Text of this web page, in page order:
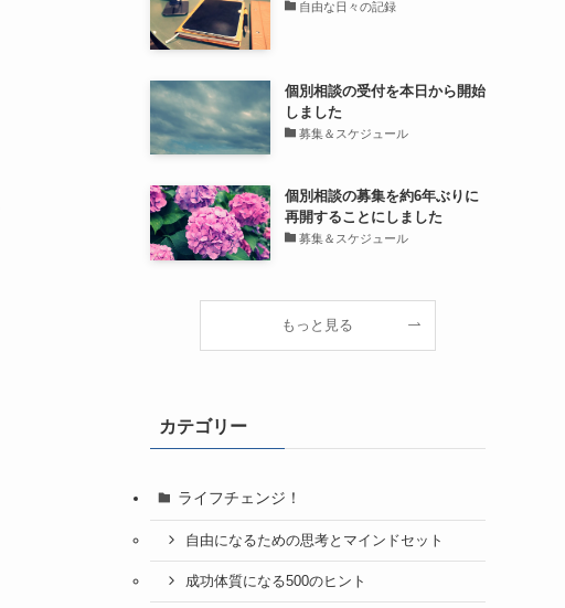
自由な日々の記録
個別相談の受付を本日から開始
しました
募集＆スケジュール
個別相談の募集を約6年ぶりに
再開することにしました
募集＆スケジュール
もっと見る
カテゴリー
ライフチェンジ！
自由になるための思考とマインドセット
成功体質になる500のヒント